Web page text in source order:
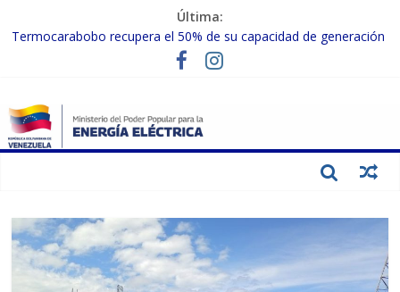
Última:
Termocarabobo recupera el 50% de su capacidad de generación
MPPEE avanza en la recuperación de infraestructuras eléctricas
Gobierno Nacional coordina acciones con el sector privado para
fortalecer el SEN ante el «Súper Niño»
Inspeccionan trabajos de rehabilitación en instalaciones del SEN